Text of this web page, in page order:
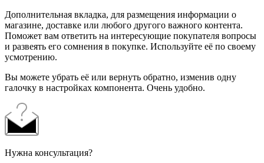
Дополнительная вкладка, для размещения информации о
магазине, доставке или любого другого важного контента.
Поможет вам ответить на интересующие покупателя вопросы
и развеять его сомнения в покупке. Используйте её по своему
усмотрению.
Вы можете убрать её или вернуть обратно, изменив одну
галочку в настройках компонента. Очень удобно.
Нужна консультация?